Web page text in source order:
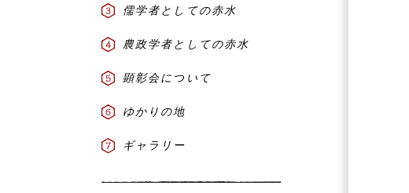
儒学者としての赤水
農政学者としての赤水
顕彰会について
ゆかりの地
ギャラリー